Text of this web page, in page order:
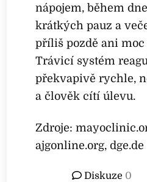
nápojem, během
krátkých pauz a
příliš pozdě ani
Trávicí systém
překvapivě rychle,
a člověk cítí úlevu.
Zdroje:
ajgonline.org, dge.de
Diskuze 0